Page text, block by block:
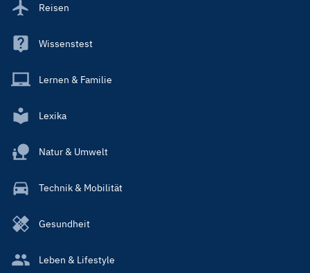
Reisen
Wissenstest
Lernen & Familie
Lexika
Natur & Umwelt
Technik & Mobilität
Gesundheit
Leben & Lifestyle